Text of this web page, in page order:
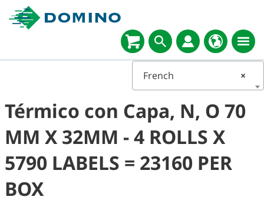
Select
language
×
French
Térmico con Capa, N, O 70
MM X 32MM - 4 ROLLS X
5790 LABELS = 23160 PER
BOX